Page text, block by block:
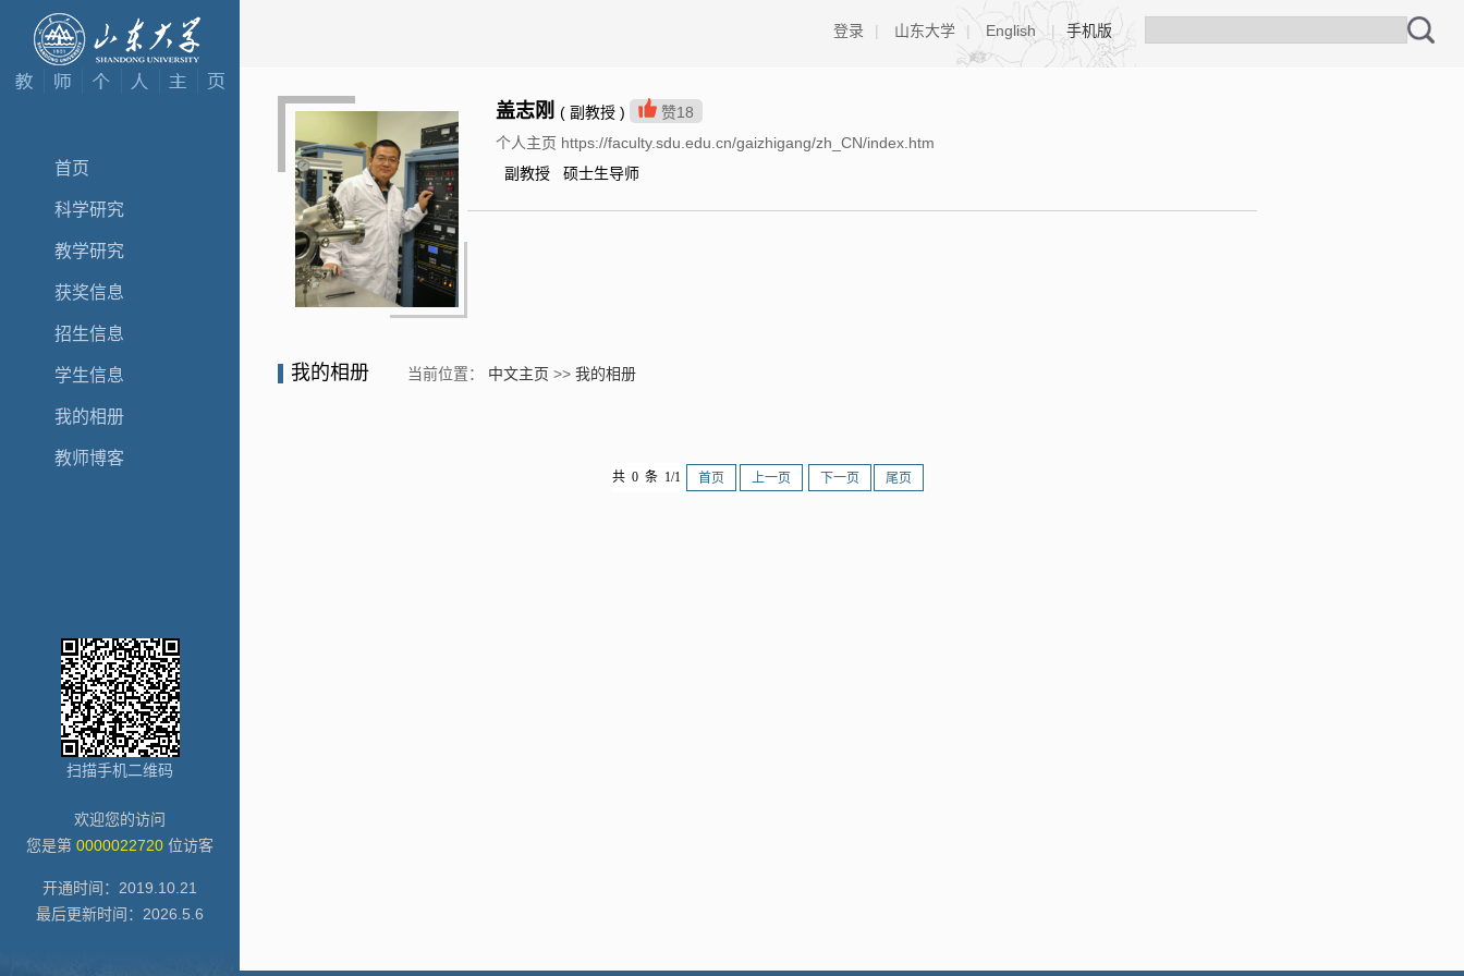
首页
科学研究
教学研究
获奖信息
招生信息
学生信息
我的相册
教师博客
扫描手机二维码
欢迎您的访问
您是第 0000022720 位访客
开通时间： 2019 10 21
最后更新时间： 2026 5 6
登录 | 山东大学 | English | 手机版
盖志刚 ( 副教授 ) 赞18
个人主页 https://faculty.sdu.edu.cn/gaizhigang/zh_CN/index.htm
副教授 硕士生导师
我的相册 当前位置： 中文主页 >> 我的相册
共 0 条 1/1 首页 上一页 下一页 尾页